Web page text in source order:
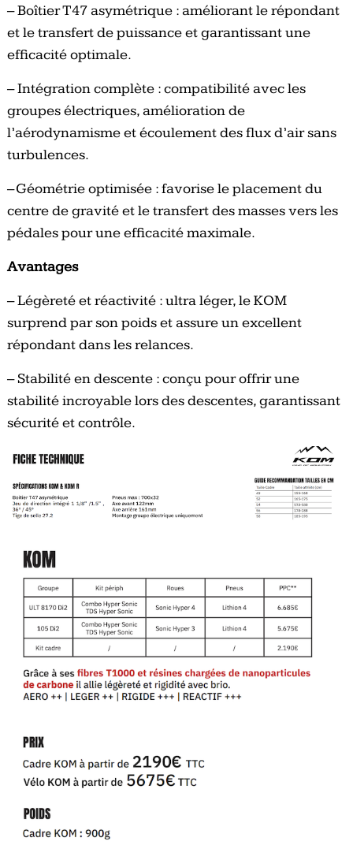
– Boîtier T47 asymétrique : améliorant le répondant
et le transfert de puissance et garantissant une
efficacité optimale.
– Intégration complète : compatibilité avec les
groupes électriques, amélioration de
l’aérodynamisme et écoulement des flux d’air sans
turbulences.
– Géométrie optimisée : favorise le placement du
centre de gravité et le transfert des masses vers les
pédales pour une efficacité maximale.
Avantages
– Légèreté et réactivité : ultra léger, le KOM
surprend par son poids et assure un excellent
répondant dans les relances.
– Stabilité en descente : conçu pour offrir une
stabilité incroyable lors des descentes, garantissant
sécurité et contrôle.